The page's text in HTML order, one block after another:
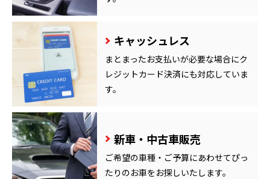
キャッシュレス
まとまったお支払いが必要な場合にク
レジットカード決済にも対応していま
す。
新車・中古車販売
ご希望の車種・ご予算にあわせてぴっ
たりのお車をお探しいたします。